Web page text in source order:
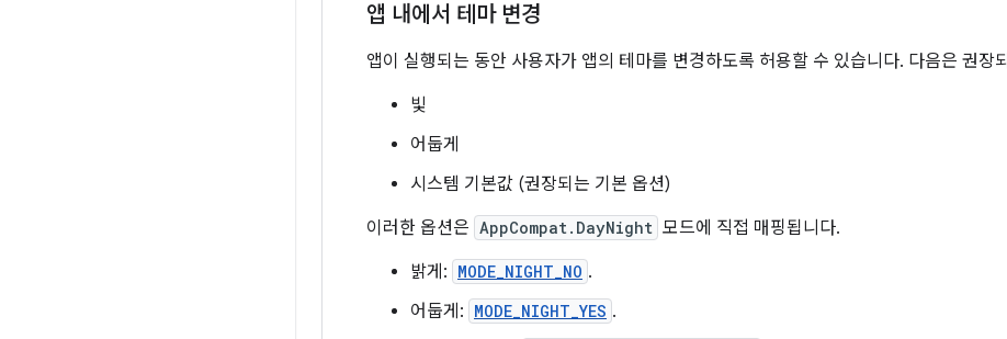
앱 내에서 테마 변경
앱이 실행되는 동안 사용자가 앱의 테마를 변경하도록 허용할 수 있습니다. 다음은 권장
빛
어둡게
시스템 기본값 (권장되는 기본 옵션)
이러한 옵션은 AppCompat.DayNight 모드에 직접 매핑됩니다.
밝게: MODE_NIGHT_NO .
어둡게: MODE_NIGHT_YES .